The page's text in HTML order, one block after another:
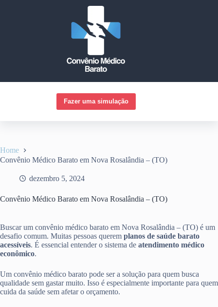
Fazer uma simulação
Home
Convênio Médico Barato em Nova Rosalândia – (TO)
dezembro 5, 2024
Convênio Médico Barato em Nova Rosalândia – (TO)
Buscar um convênio médico barato em Nova Rosalândia – (TO) é um
desafio comum. Muitas pessoas querem planos de saúde barato
acessíveis. É essencial entender o sistema de atendimento médico
econômico.
Um convênio médico barato pode ser a solução para quem busca
qualidade sem gastar muito. Isso é especialmente importante para quem
cuida da saúde sem afetar o orçamento.